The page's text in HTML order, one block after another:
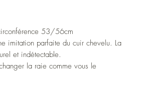
53/56cm
imitation parfaite du cuir chevelu. La
et indétectable.
la raie comme vous le